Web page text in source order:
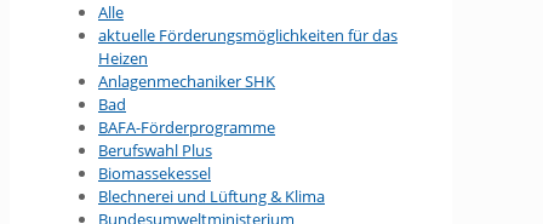
Alle
aktuelle Förderungsmöglichkeiten für das
Heizen
Anlagenmechaniker SHK
Bad
BAFA-Förderprogramme
Berufswahl Plus
Biomassekessel
Blechnerei und Lüftung & Klima
Bundesumwelt­ministerium